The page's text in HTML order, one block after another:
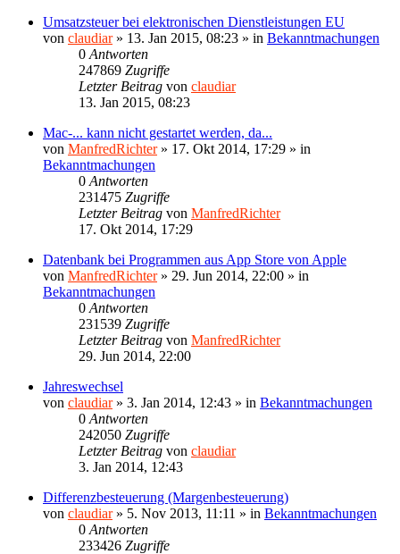
Umsatzsteuer bei elektronischen Dienstleistungen EU
von claudiar» 13. Jan 2015, 08:23 » in Bekanntmachungen
0 Antworten
247869 Zugriffe
Letzter Beitrag von claudiar
13. Jan 2015, 08:23
Mac-... kann nicht gestartet werden, da...
von ManfredRichter» 17. Okt 2014, 17:29 » in
Bekanntmachungen
0 Antworten
231475 Zugriffe
Letzter Beitrag von ManfredRichter
17. Okt 2014, 17:29
Datenbank bei Programmen aus App Store von Apple
von ManfredRichter» 29. Jun 2014, 22:00 » in
Bekanntmachungen
0 Antworten
231539 Zugriffe
Letzter Beitrag von ManfredRichter
29. Jun 2014, 22:00
Jahreswechsel
von claudiar» 3. Jan 2014, 12:43 » in Bekanntmachungen
0 Antworten
242050 Zugriffe
Letzter Beitrag von claudiar
3. Jan 2014, 12:43
Differenzbesteuerung (Margenbesteuerung)
von claudiar» 5. Nov 2013, 11:11 » in Bekanntmachungen
0 Antworten
233426 Zugriffe